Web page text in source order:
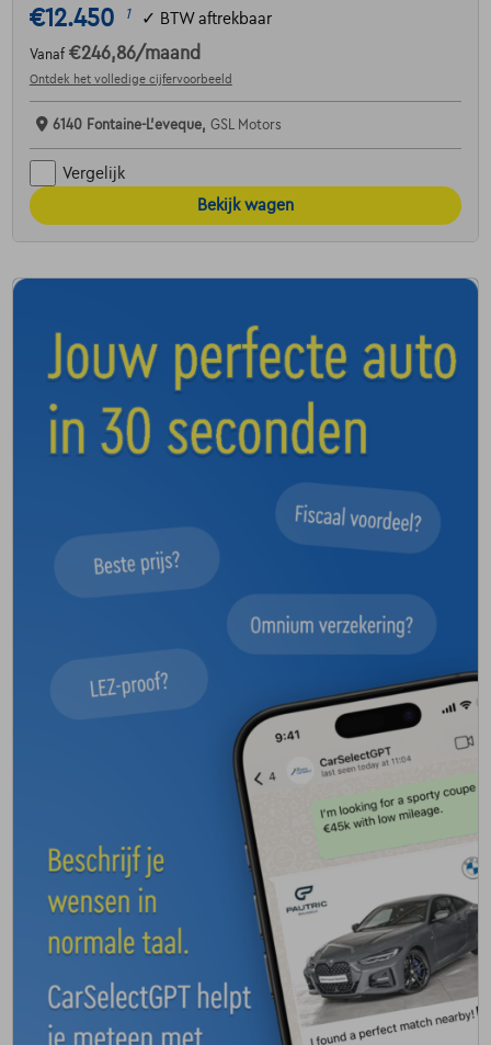
€12.450 1 ✓ BTW aftrekbaar
Vanaf €246,86/maand
Ontdek het volledige cijfervoorbeeld
6140 Fontaine-L'eveque, GSL Motors
Vergelijk
Bekijk wagen